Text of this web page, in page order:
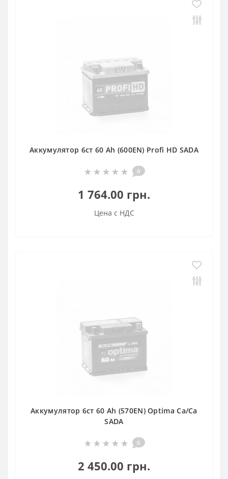
Аккумулятор 6ст 60 Аh (600EN) Profi HD SADA
0
1 764.00 грн.
Цена с НДС
Аккумулятор 6ст 60 Аh (570EN) Optima Ca/Ca
SADA
0
2 450.00 грн.